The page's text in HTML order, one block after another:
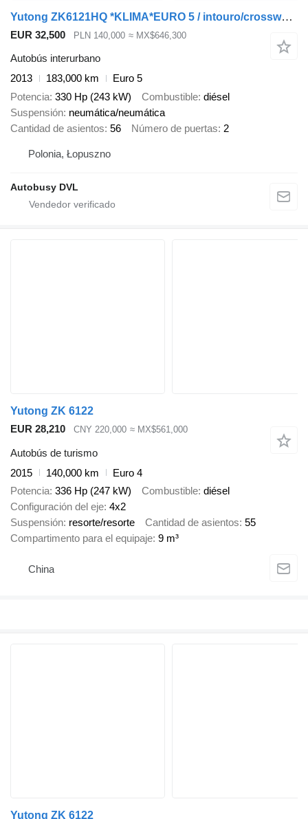
Yutong ZK6121HQ *KLIMA*EURO 5 / intouro/crossway/ul
EUR 32,500 PLN 140,000 ≈ MX$646,300
Autobús interurbano
2013
183,000 km
Euro 5
Potencia 330 Hp (243 kW) Combustible diésel
Suspensión neumática/neumática
Cantidad de asientos 56 Número de puertas 2
Polonia, Łopuszno
Autobusy DVL
Yutong ZK 6122
EUR 28,210
CNY 220,000 ≈ MX$561,000
Autobús de turismo
2015
140,000 km
Euro 4
Potencia 336 Hp (247 kW) Combustible diésel
Configuración del eje 4x2
Suspensión resorte/resorte Cantidad de asientos 55
Compartimento para el equipaje 9 m³
China
Yutong ZK 6122